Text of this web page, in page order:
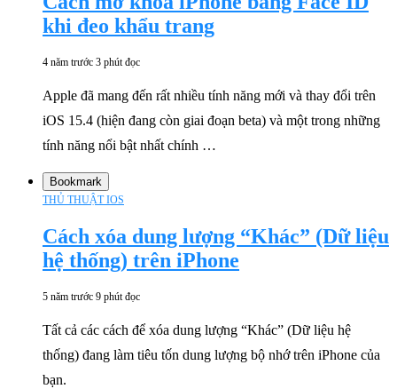
khi đeo khẩu trang
4 năm trước 3 phút đọc
Apple đã mang đến rất nhiều tính năng mới và thay đổi trên
iOS 15.4 (hiện đang còn giai đoạn beta) và một trong những
tính năng nổi bật nhất chính …
Bookmark
THỦ THUẬT IOS
Cách xóa dung lượng “Khác” (Dữ liệu
hệ thống) trên iPhone
5 năm trước 9 phút đọc
Tất cả các cách để xóa dung lượng “Khác” (Dữ liệu hệ
thống) đang làm tiêu tốn dung lượng bộ nhớ trên iPhone của
bạn.